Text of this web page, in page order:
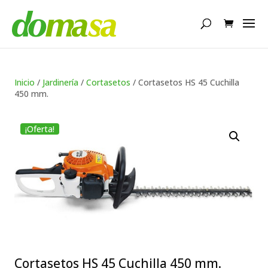
productos
Inicio / Jardinería / Cortasetos / Cortasetos HS 45 Cuchilla
450 mm.
¡Oferta!
Cortasetos HS 45 Cuchilla 450 mm.